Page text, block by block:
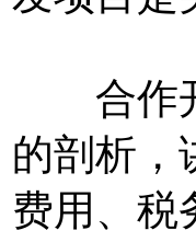
合作开
的剖析，
费用、税